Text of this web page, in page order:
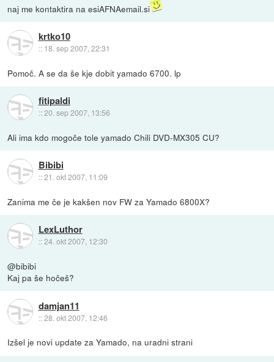
naj me kontaktira na esiAFNAemail.si
krtko10
:: 18. sep 2007, 22:31
Pomoč. A se da še kje dobit yamado 6700. lp
fitipaldi
::20. sep 2007, 13:56
Ali ima kdo mogoče tole yamado Chili DVD-MX305 CU?
Bibibi
::21. okt 2007, 11:09
Zanima me če je kakšen nov FW za Yamado 6800X?
LexLuthor
::24. okt 2007, 12:30
@bibibi
Kaj pa še hočeš?
damjan11
::28. okt 2007, 12:46
Izšel je novi update za Yamado, na uradni strani